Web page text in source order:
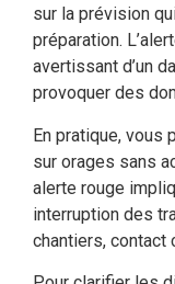
sur la prévision
préparation.
avertissant d’un
provoquer des
En pratique, vous
sur orages sans
alerte rouge
interruption des
chantiers, contact